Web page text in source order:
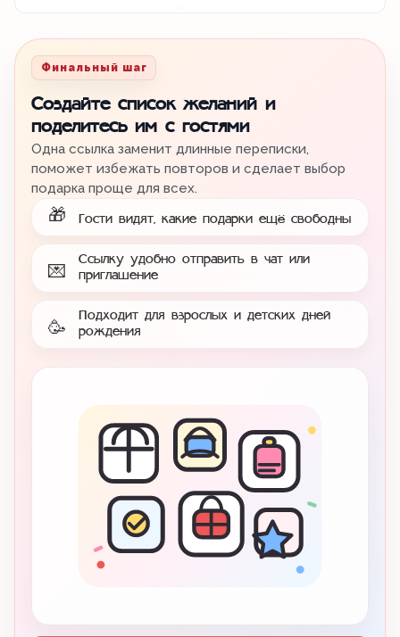
Финальный шаг
Создайте список желаний и
поделитесь им с гостями
Одна ссылка заменит длинные переписки,
поможет избежать повторов и сделает выбор
подарка проще для всех.
🎁 Гости видят, какие подарки ещё свободны
💌
Ссылку удобно отправить в чат или
приглашение
🥳
Подходит для взрослых и детских дней
рождения